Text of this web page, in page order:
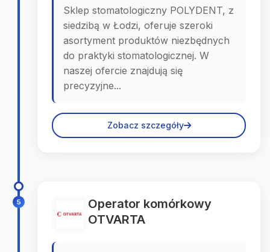
Sklep stomatologiczny POLYDENT, z
siedzibą w Łodzi, oferuje szeroki
asortyment produktów niezbędnych
do praktyki stomatologicznej. W
naszej ofercie znajdują się
precyzyjne...
Zobacz szczegóły
5
Operator komórkowy
OTVARTA